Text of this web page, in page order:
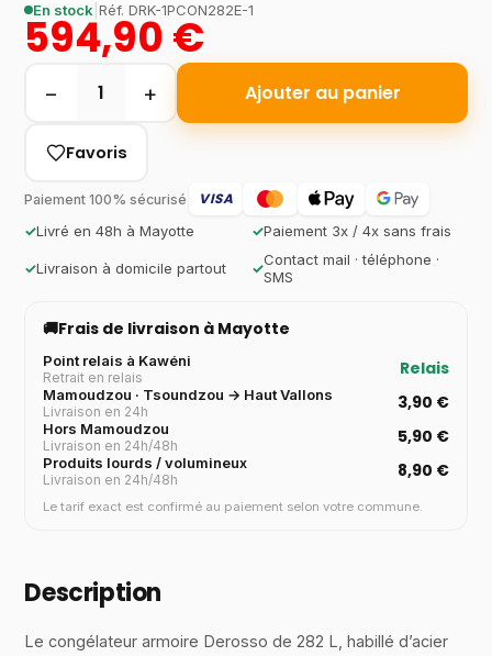
En stock |Réf.DRK-1PCON282E-1
594,90 €
− 1 + Ajouter au panier
Favoris
Paiement 100% sécurisé VISA
✓Livré en 48h à Mayotte ✓Paiement 3x / 4x sans frais
✓Livraison à domicile partout ✓Contact mail · téléphone ·
SMS
🚚Frais de livraison à Mayotte
Point relais à Kawéni
Retrait en relais Relais
Mamoudzou · Tsoundzou → Haut Vallons
Livraison en 24h 3,90 €
Hors Mamoudzou
Livraison en 24h/48h 5,90 €
Produits lourds / volumineux
Livraison en 24h/48h 8,90 €
Le tarif exact est confirmé au paiement selon votre commune.
Description
Le congélateur armoire Derosso de 282 L, habillé d’acier